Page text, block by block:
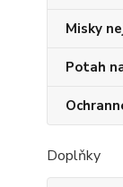
Misky
Potah
Doplňky